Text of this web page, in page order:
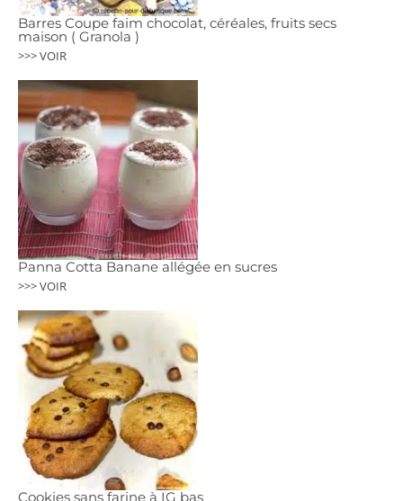
Barres Coupe faim chocolat, céréales, fruits secs
maison ( Granola )
>>> VOIR
Panna Cotta Banane allégée en sucres
>>> VOIR
Cookies sans farine à IG bas